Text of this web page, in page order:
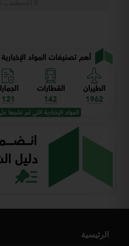
الرئيسية